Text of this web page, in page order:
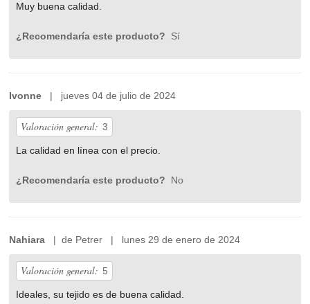
Muy buena calidad.
¿Recomendaría este producto? Sí
Ivonne | jueves 04 de julio de 2024
Valoración general: 3
La calidad en línea con el precio.
¿Recomendaría este producto? No
Nahiara | de Petrer | lunes 29 de enero de 2024
Valoración general: 5
Ideales, su tejido es de buena calidad.